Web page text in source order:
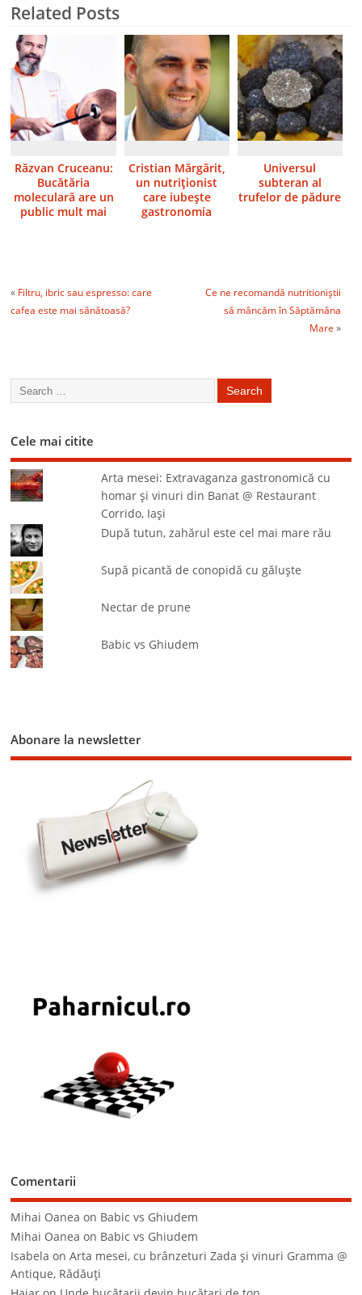
Related Posts
Răzvan Cruceanu:
Bucătăria
moleculară are un
public mult mai
Cristian Mărgărit,
un nutriţionist
care iubeşte
gastronomia
Universul
subteran al
trufelor de pădure
« Filtru, ibric sau espresso: care
cafea este mai sănătoasă?
Ce ne recomandă nutritioniştii
să mâncăm în Săptămâna
Mare »
Cele mai citite
Arta mesei: Extravaganza gastronomică cu
homar şi vinuri din Banat @ Restaurant
Corrido, Iaşi
După tutun, zahărul este cel mai mare rău
Supă picantă de conopidă cu găluşte
Nectar de prune
Babic vs Ghiudem
Abonare la newsletter
Comentarii
Mihai Oanea on Babic vs Ghiudem
Mihai Oanea on Babic vs Ghiudem
Isabela onArta mesei, cu brânzeturi Zada şi vinuri Gramma @
Antique, Rădăuţi